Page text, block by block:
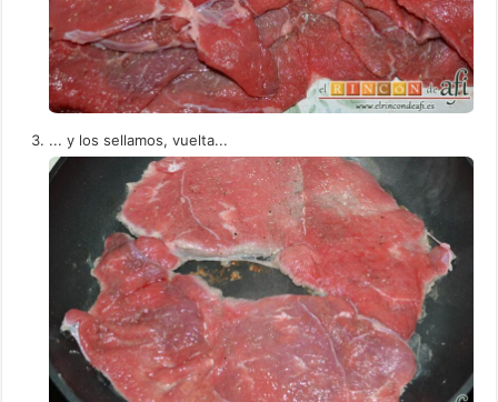
... y los sellamos, vuelta...